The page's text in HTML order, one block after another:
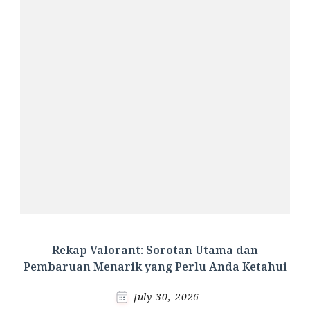
Rekap Valorant: Sorotan Utama dan
Pembaruan Menarik yang Perlu Anda Ketahui
July 30, 2026